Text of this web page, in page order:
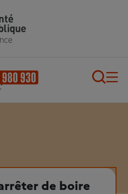
de boire